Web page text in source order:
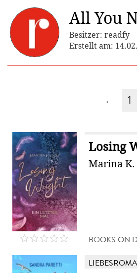
All You
Besitzer: readfy
Erstellt am:
← 1
Losing
Marina
BOOKS ON